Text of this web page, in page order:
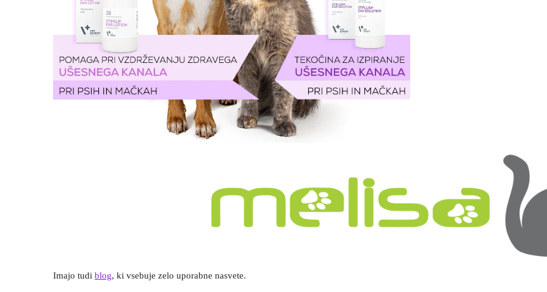
Imajo tudi blog, ki vsebuje zelo uporabne nasvete.